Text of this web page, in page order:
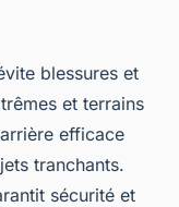
les
blessures et
et terrains
efficace
tranchants.
sécurité et